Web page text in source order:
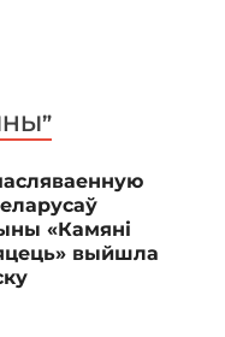
«Камяні
выйшла